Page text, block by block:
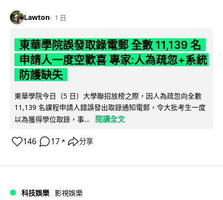
Lawton 1 日
東華學院誤發取錄電郵 全數 11,139 名
申請人一度空歡喜 專家:人為疏忽+系統
防護缺失
東華學院今日（5 日）大學聯招放榜之際，因人為疏忽向全數
11,139 名課程申請人錯誤發出取錄通知電郵，令大批考生一度
以為獲得學位取錄，事...
閱讀全文
146 17 ↗ 分享
科技娛樂 影視娛樂